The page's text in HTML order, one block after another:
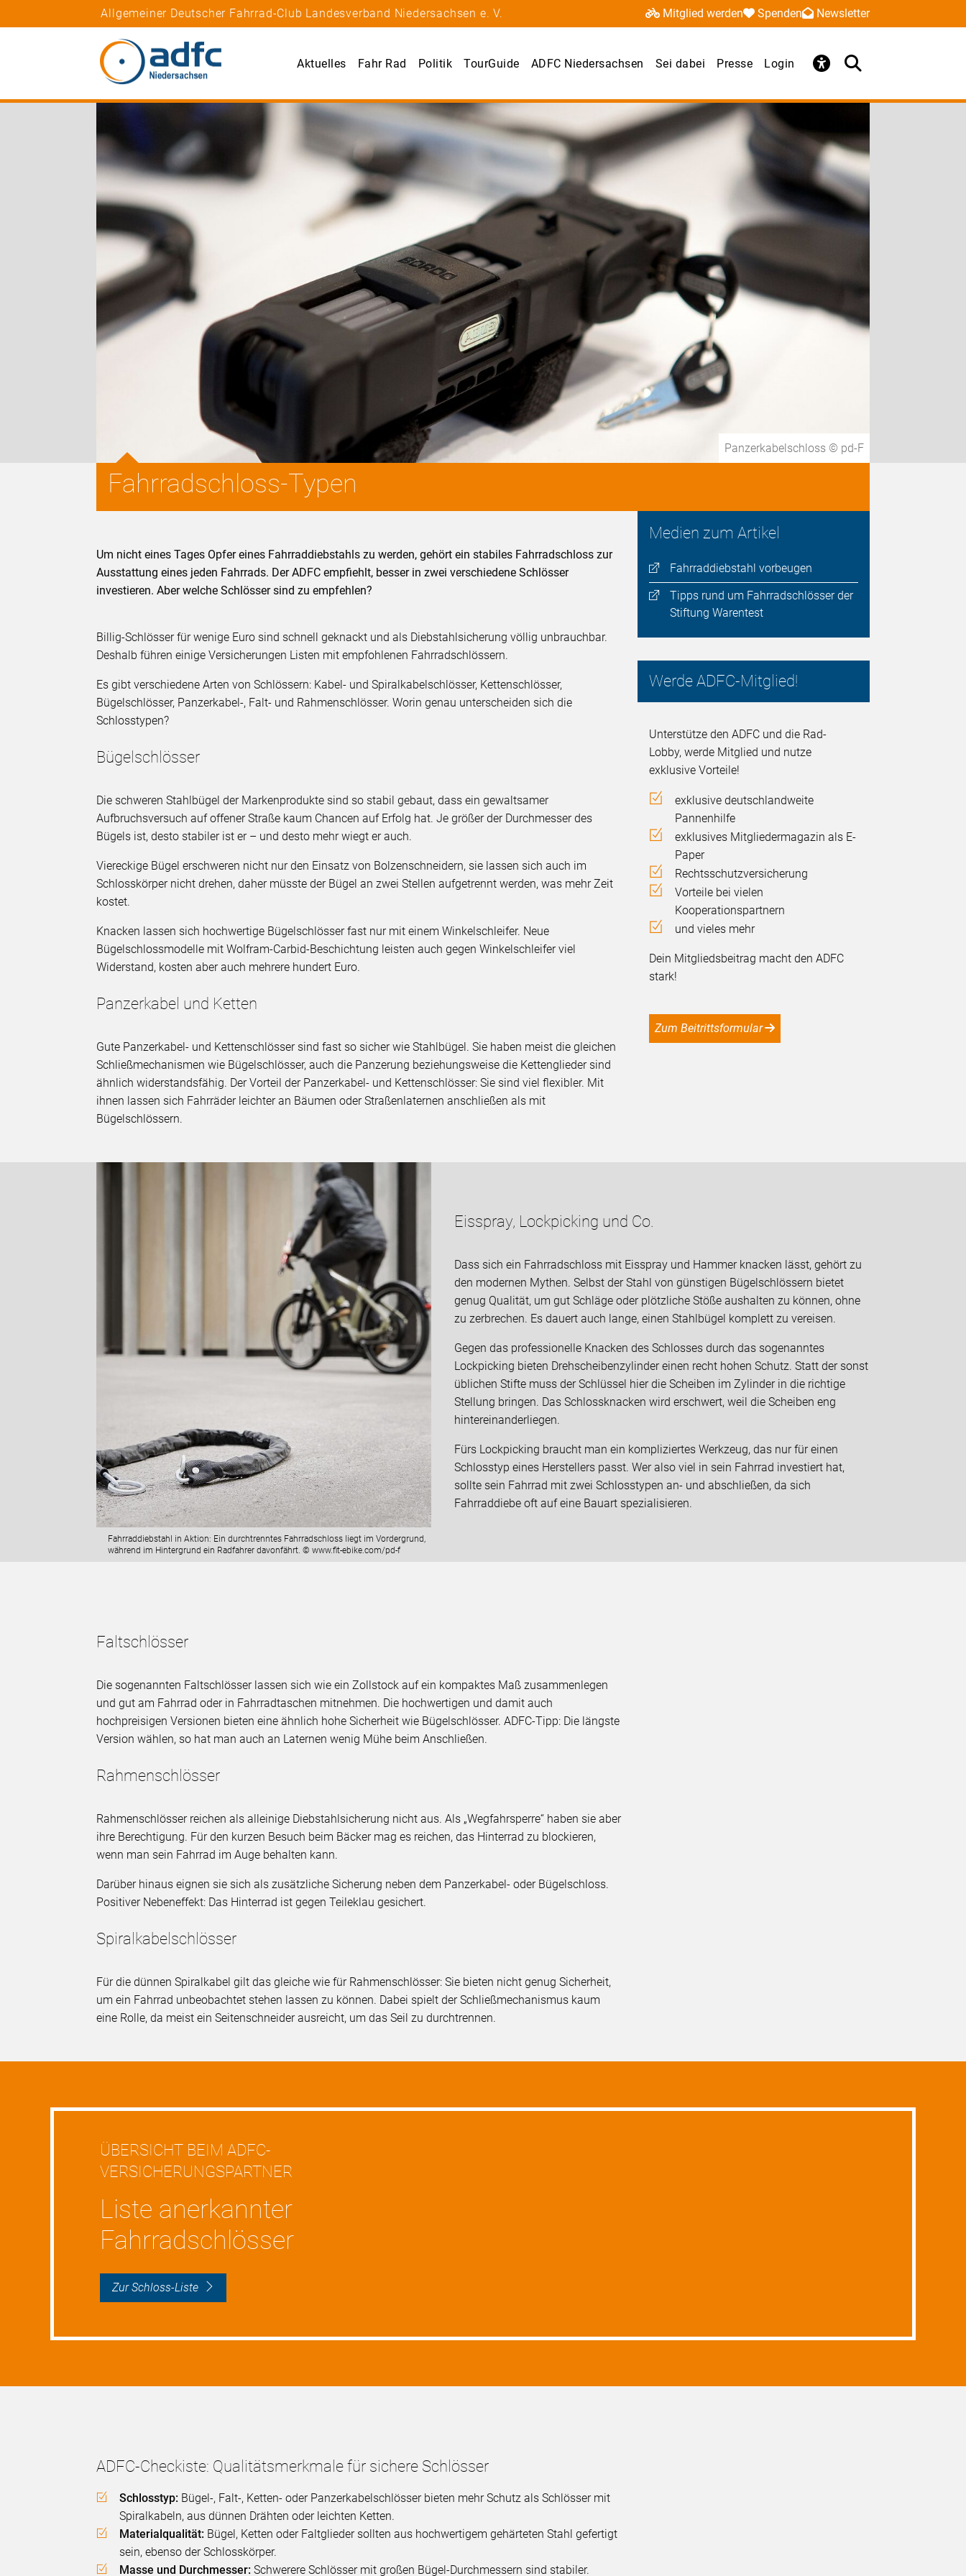
Allgemeiner Deutscher Fahrrad-Club Landesverband Niedersachsen e. V. Mitglied werden Spenden Newsletter
Aktuelles Fahr Rad Politik TourGuide ADFC Niedersachsen Sei dabei Presse Login
Panzerkabelschloss © pd-F
Fahrradschloss-Typen
Medien zum Artikel
Fahrraddiebstahl vorbeugen
Tipps rund um Fahrradschlösser der
Stiftung Warentest
Werde ADFC-Mitglied!
Unterstütze den ADFC und die Rad-
Lobby, werde Mitglied und nutze
exklusive Vorteile!
exklusive deutschlandweite
Pannenhilfe
exklusives Mitgliedermagazin als E-
Paper
Rechtsschutzversicherung
Vorteile bei vielen
Kooperationspartnern
und vieles mehr
Dein Mitgliedsbeitrag macht den ADFC
stark!
Zum Beitrittsformular
Um nicht eines Tages Opfer eines Fahrraddiebstahls zu werden, gehört ein stabiles Fahrradschloss zur
Ausstattung eines jeden Fahrrads. Der ADFC empfiehlt, besser in zwei verschiedene Schlösser
investieren. Aber welche Schlösser sind zu empfehlen?
Billig-Schlösser für wenige Euro sind schnell geknackt und als Diebstahlsicherung völlig unbrauchbar.
Deshalb führen einige Versicherungen Listen mit empfohlenen Fahrradschlössern.
Es gibt verschiedene Arten von Schlössern: Kabel- und Spiralkabelschlösser, Kettenschlösser,
Bügelschlösser, Panzerkabel-, Falt- und Rahmenschlösser. Worin genau unterscheiden sich die
Schlosstypen?
Bügelschlösser
Die schweren Stahlbügel der Markenprodukte sind so stabil gebaut, dass ein gewaltsamer
Aufbruchsversuch auf offener Straße kaum Chancen auf Erfolg hat. Je größer der Durchmesser des
Bügels ist, desto stabiler ist er – und desto mehr wiegt er auch.
Viereckige Bügel erschweren nicht nur den Einsatz von Bolzenschneidern, sie lassen sich auch im
Schlosskörper nicht drehen, daher müsste der Bügel an zwei Stellen aufgetrennt werden, was mehr Zeit
kostet.
Knacken lassen sich hochwertige Bügelschlösser fast nur mit einem Winkelschleifer. Neue
Bügelschlossmodelle mit Wolfram-Carbid-Beschichtung leisten auch gegen Winkelschleifer viel
Widerstand, kosten aber auch mehrere hundert Euro.
Panzerkabel und Ketten
Gute Panzerkabel- und Kettenschlösser sind fast so sicher wie Stahlbügel. Sie haben meist die gleichen
Schließmechanismen wie Bügelschlösser, auch die Panzerung beziehungsweise die Kettenglieder sind
ähnlich widerstandsfähig. Der Vorteil der Panzerkabel- und Kettenschlösser: Sie sind viel flexibler. Mit
ihnen lassen sich Fahrräder leichter an Bäumen oder Straßenlaternen anschließen als mit
Bügelschlössern.
Fahrraddiebstahl in Aktion: Ein durchtrenntes Fahrradschloss liegt im Vordergrund,
während im Hintergrund ein Radfahrer davonfährt. © www.fit-ebike.com/pd-f
Eisspray, Lockpicking und Co.
Dass sich ein Fahrradschloss mit Eisspray und Hammer knacken lässt, gehört zu
den modernen Mythen. Selbst der Stahl von günstigen Bügelschlössern bietet
genug Qualität, um gut Schläge oder plötzliche Stöße aushalten zu können, ohne
zu zerbrechen. Es dauert auch lange, einen Stahlbügel komplett zu vereisen.
Gegen das professionelle Knacken des Schlosses durch das sogenanntes
Lockpicking bieten Drehscheibenzylinder einen recht hohen Schutz. Statt der sonst
üblichen Stifte muss der Schlüssel hier die Scheiben im Zylinder in die richtige
Stellung bringen. Das Schlossknacken wird erschwert, weil die Scheiben eng
hintereinanderliegen.
Fürs Lockpicking braucht man ein kompliziertes Werkzeug, das nur für einen
Schlosstyp eines Herstellers passt. Wer also viel in sein Fahrrad investiert hat,
sollte sein Fahrrad mit zwei Schlosstypen an- und abschließen, da sich
Fahrraddiebe oft auf eine Bauart spezialisieren.
Faltschlösser
Die sogenannten Faltschlösser lassen sich wie ein Zollstock auf ein kompaktes Maß zusammenlegen
und gut am Fahrrad oder in Fahrradtaschen mitnehmen. Die hochwertigen und damit auch
hochpreisigen Versionen bieten eine ähnlich hohe Sicherheit wie Bügelschlösser. ADFC-Tipp: Die längste
Version wählen, so hat man auch an Laternen wenig Mühe beim Anschließen.
Rahmenschlösser
Rahmenschlösser reichen als alleinige Diebstahlsicherung nicht aus. Als „Wegfahrsperre“ haben sie aber
ihre Berechtigung. Für den kurzen Besuch beim Bäcker mag es reichen, das Hinterrad zu blockieren,
wenn man sein Fahrrad im Auge behalten kann.
Darüber hinaus eignen sie sich als zusätzliche Sicherung neben dem Panzerkabel- oder Bügelschloss.
Positiver Nebeneffekt: Das Hinterrad ist gegen Teileklau gesichert.
Spiralkabelschlösser
Für die dünnen Spiralkabel gilt das gleiche wie für Rahmenschlösser: Sie bieten nicht genug Sicherheit,
um ein Fahrrad unbeobachtet stehen lassen zu können. Dabei spielt der Schließmechanismus kaum
eine Rolle, da meist ein Seitenschneider ausreicht, um das Seil zu durchtrennen.
ÜBERSICHT BEIM ADFC-
VERSICHERUNGSPARTNER
Liste anerkannter
Fahrradschlösser
Zur Schloss-Liste
ADFC-Checkiste: Qualitätsmerkmale für sichere Schlösser
Schlosstyp: Bügel-, Falt-, Ketten- oder Panzerkabelschlösser bieten mehr Schutz als Schlösser mit
Spiralkabeln, aus dünnen Drähten oder leichten Ketten.
Materialqualität: Bügel, Ketten oder Faltglieder sollten aus hochwertigem gehärteten Stahl gefertigt
sein, ebenso der Schlosskörper.
Masse und Durchmesser: Schwerere Schlösser mit großen Bügel-Durchmessern sind stabiler.